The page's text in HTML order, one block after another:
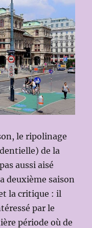
le ripolinage
de la
aussi aisé
deuxième saison
la critique : il
par le
période où de